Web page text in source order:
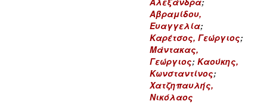
Αβραμίδου,
Ευαγγελία;
Καρέτσος, Γεώργιος;
Μάντακας,
Γεώργιος; Καούκης,
Κωνσταντίνος;
Χατζηπαυλής,
Νικόλαος